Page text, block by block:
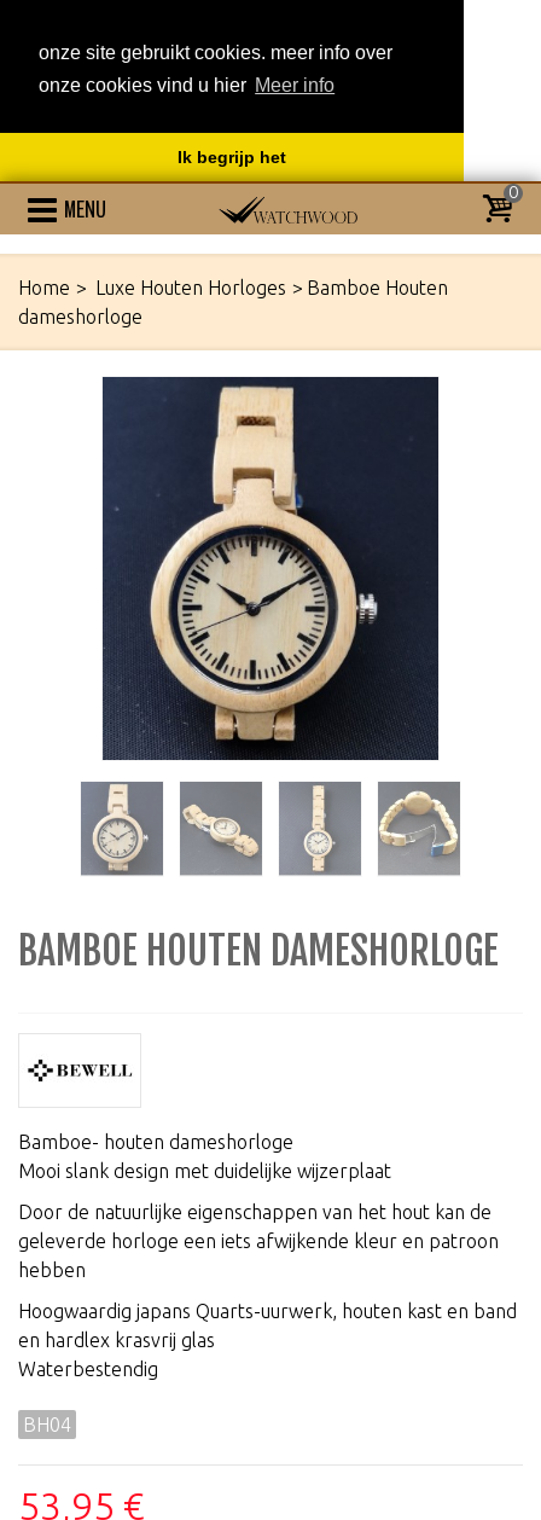
onze site gebruikt cookies. meer info over
onze cookies vind u hier Meer info
Ik begrijp het
MENU
0
Home > Luxe Houten Horloges > Bamboe Houten
dameshorloge
BAMBOE HOUTEN DAMESHORLOGE
Bamboe- houten dameshorloge
Mooi slank design met duidelijke wijzerplaat
Door de natuurlijke eigenschappen van het hout kan de
geleverde horloge een iets afwijkende kleur en patroon
hebben
Hoogwaardig japans Quarts-uurwerk, houten kast en band
en hardlex krasvrij glas
Waterbestendig
BH04
53,95 €